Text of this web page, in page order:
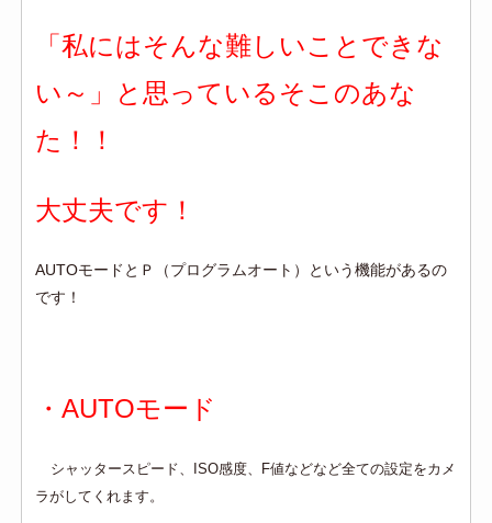
「私にはそんな難しいことできな
い～」と思っているそこのあな
た！！
大丈夫です！
AUTOモードとＰ（プログラムオート）という機能があるの
です！
・AUTOモード
シャッタースピード、ISO感度、F値などなど全ての設定をカメ
ラがしてくれます。